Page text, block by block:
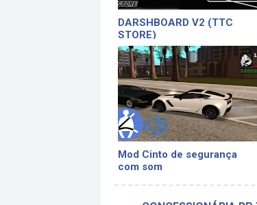
DARSHBOARD V2 (TTC
STORE)
Mod Cinto de segurança
com som